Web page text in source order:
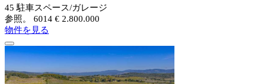
45 駐車スペース/ガレージ
参照。 6014 € 2.800.000
物件を見る